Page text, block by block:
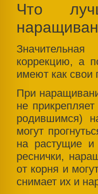
Что
коррекцию, а
имеют как
При
не
родившимся)
могут
на растущие
реснички,
от корня и
снимает их и